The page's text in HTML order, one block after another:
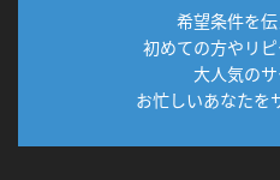
希望条件を伝
初めての方やリ
大人気のサ
お忙しいあなたを